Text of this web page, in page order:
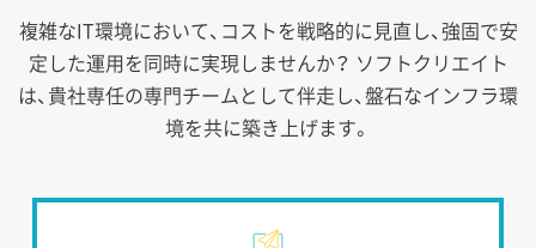
複雑なIT環境において、コストを戦略的に見直し、強固で安
定した運用を同時に実現しませんか？ ソフトクリエイト
は、貴社専任の専門チームとして伴走し、盤石なインフラ環
境を共に築き上げます。